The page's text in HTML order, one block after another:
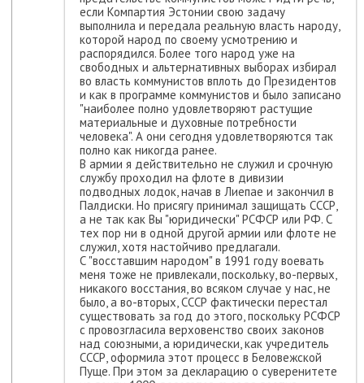
если Компартия Эстонии свою задачу
выполнила и передала реальную власть народу,
которой народ по своему усмотрению и
распорядился. Более того народ уже на
свободных и альтернативных выборах избирал
во власть коммунистов вплоть до Президентов
и как в программе коммунистов и было записано
"наиболее полно удовлетворяют растущие
материальные и духовные потребности
человека". А они сегодня удовлетворяются так
полно как никогда ранее.
В армии я действительно не служил и срочную
службу проходил на флоте в дивизии
подводных лодок, начав в Лиепае и закончил в
Палдиски. Но присягу принимал защищать СССР,
а не так как Вы "юридически" РСФСР или РФ. С
тех пор ни в одной другой армии или флоте не
служил, хотя настойчиво предлагали.
С "восставшим народом" в 1991 году воевать
меня тоже не привлекали, поскольку, во-первых,
никакого восстания, во всяком случае у нас, не
было, а во-вторых, СССР фактически перестал
существовать за год до этого, поскольку РСФСР
с провозгласила верховенство своих законов
над союзными, а юридически, как учредитель
СССР, оформила этот процесс в Беловежской
Пуще. При этом за декларацию о суверенитете